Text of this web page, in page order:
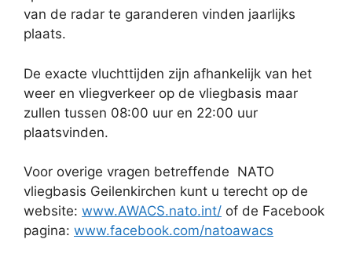
van de radar te garanderen vinden jaarlijks
plaats.
De exacte vluchttijden zijn afhankelijk van het
weer en vliegverkeer op de vliegbasis maar
zullen tussen 08:00 uur en 22:00 uur
plaatsvinden.
Voor overige vragen betreffende NATO
vliegbasis Geilenkirchen kunt u terecht op de
website: www.AWACS.nato.int/ of de Facebook
pagina: www.facebook.com/natoawacs